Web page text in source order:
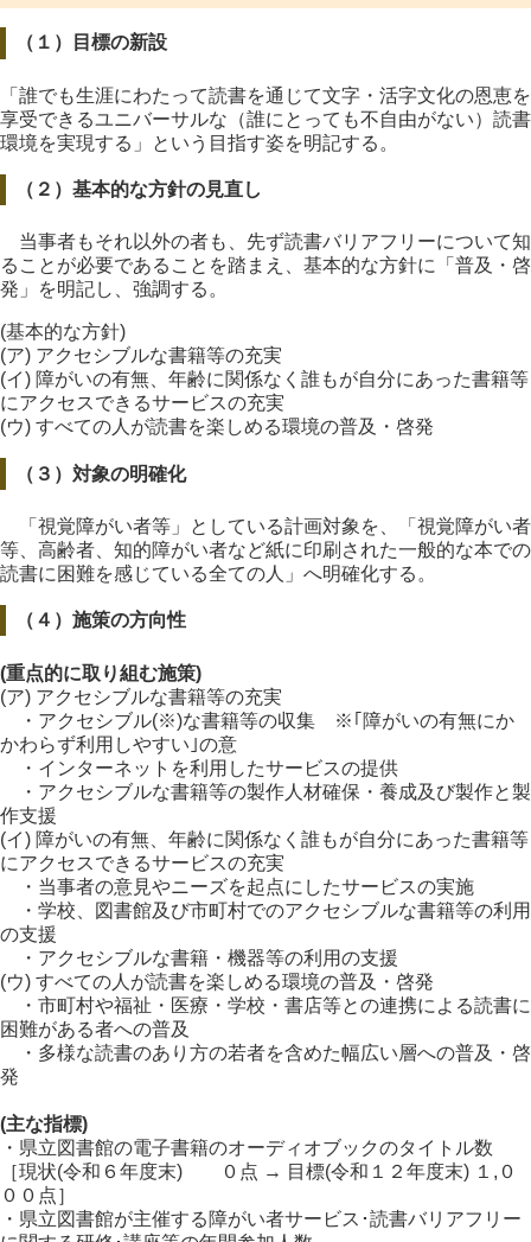
（１）目標の新設
「誰でも生涯にわたって読書を通じて文字・活字文化の恩恵を
享受できるユニバーサルな（誰にとっても不自由がない）読書
環境を実現する」という目指す姿を明記する。
（２）基本的な方針の見直し
当事者もそれ以外の者も、先ず読書バリアフリーについて知
ることが必要であることを踏まえ、基本的な方針に「普及・啓
発」を明記し、強調する。
(基本的な方針)
(ア) アクセシブルな書籍等の充実
(イ) 障がいの有無、年齢に関係なく誰もが自分にあった書籍等
にアクセスできるサービスの充実
(ウ) すべての人が読書を楽しめる環境の普及・啓発
（３）対象の明確化
「視覚障がい者等」としている計画対象を、「視覚障がい者
等、高齢者、知的障がい者など紙に印刷された一般的な本での
読書に困難を感じている全ての人」へ明確化する。
（４）施策の方向性
(重点的に取り組む施策)
(ア) アクセシブルな書籍等の充実
・アクセシブル(※)な書籍等の収集 ※｢障がいの有無にか
かわらず利用しやすい｣の意
・インターネットを利用したサービスの提供
・アクセシブルな書籍等の製作人材確保・養成及び製作と製
作支援
(イ) 障がいの有無、年齢に関係なく誰もが自分にあった書籍等
にアクセスできるサービスの充実
・当事者の意見やニーズを起点にしたサービスの実施
・学校、図書館及び市町村でのアクセシブルな書籍等の利用
の支援
・アクセシブルな書籍・機器等の利用の支援
(ウ) すべての人が読書を楽しめる環境の普及・啓発
・市町村や福祉・医療・学校・書店等との連携による読書に
困難がある者への普及
・多様な読書のあり方の若者を含めた幅広い層への普及・啓
発
(主な指標)
・県立図書館の電子書籍のオーディオブックのタイトル数
［現状(令和６年度末) ０点 → 目標(令和１２年度末) １,０
００点］
・県立図書館が主催する障がい者サービス･読書バリアフリー